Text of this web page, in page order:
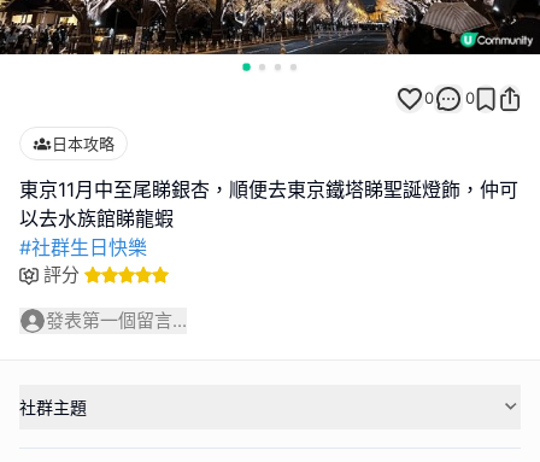
0 0
日本攻略
東京11月中至尾睇銀杏，順便去東京鐵塔睇聖誕燈飾，仲可
#社群生日快樂
評分
發表第一個留言...
社群主題